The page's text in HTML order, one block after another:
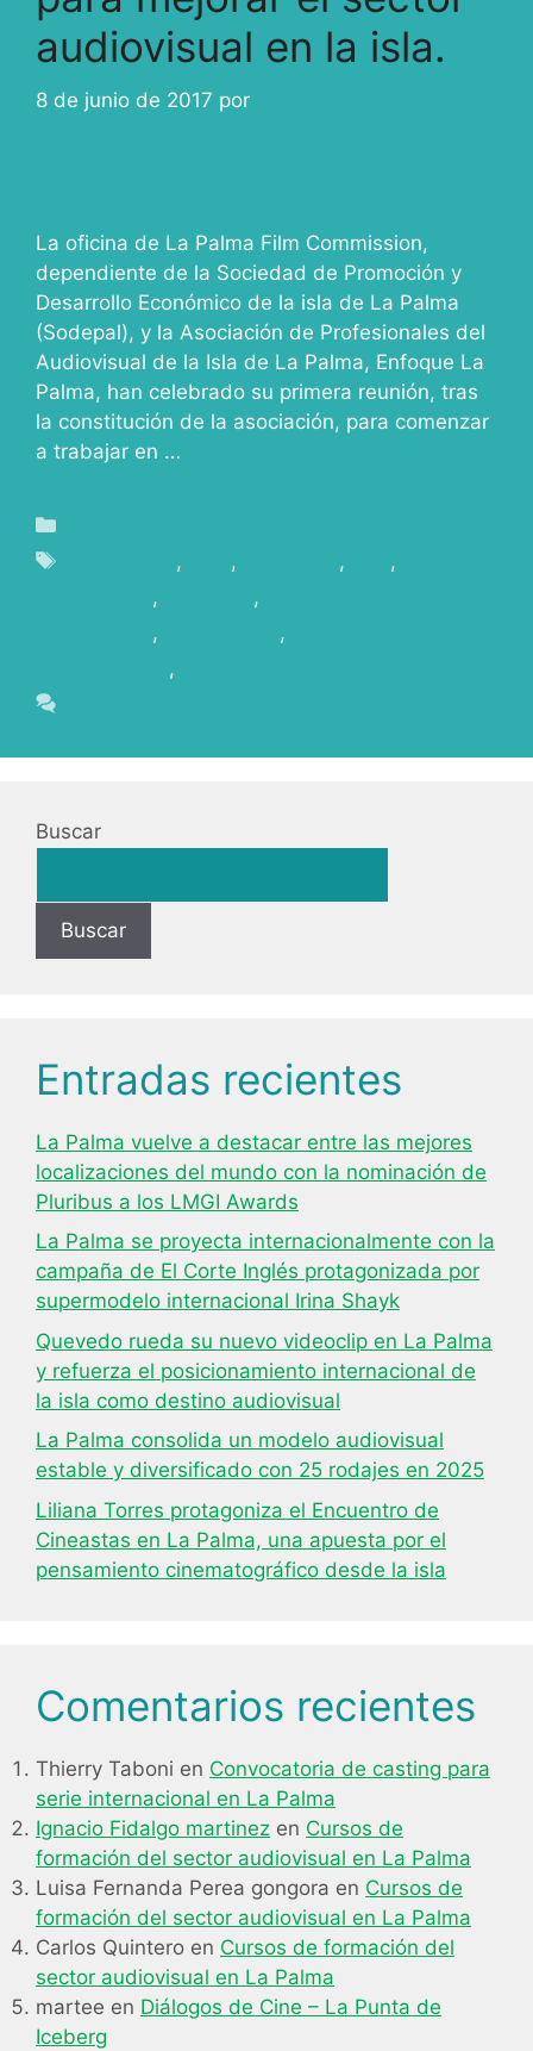
audiovisual en la isla.
8 de junio de 2017 por
La oficina de La Palma Film Commission,
dependiente de la Sociedad de Promoción y
Desarrollo Económico de la isla de La Palma
(Sodepal), y la Asociación de Profesionales del
Audiovisual de la Isla de La Palma, Enfoque La
Palma, han celebrado su primera reunión, tras
la constitución de la asociación, para comenzar
a trabajar en …
, , , ,
, ,
, ,
,
Buscar
Buscar
Entradas recientes
La Palma vuelve a destacar entre las mejores
localizaciones del mundo con la nominación de
Pluribus a los LMGI Awards
La Palma se proyecta internacionalmente con la
campaña de El Corte Inglés protagonizada por
supermodelo internacional Irina Shayk
Quevedo rueda su nuevo videoclip en La Palma
y refuerza el posicionamiento internacional de
la isla como destino audiovisual
La Palma consolida un modelo audiovisual
estable y diversificado con 25 rodajes en 2025
Liliana Torres protagoniza el Encuentro de
Cineastas en La Palma, una apuesta por el
pensamiento cinematográfico desde la isla
Comentarios recientes
Thierry Taboni en Convocatoria de casting para
serie internacional en La Palma
Ignacio Fidalgo martinez en Cursos de
formación del sector audiovisual en La Palma
Luisa Fernanda Perea gongora en Cursos de
formación del sector audiovisual en La Palma
Carlos Quintero en Cursos de formación del
sector audiovisual en La Palma
martee en Diálogos de Cine – La Punta de
Iceberg